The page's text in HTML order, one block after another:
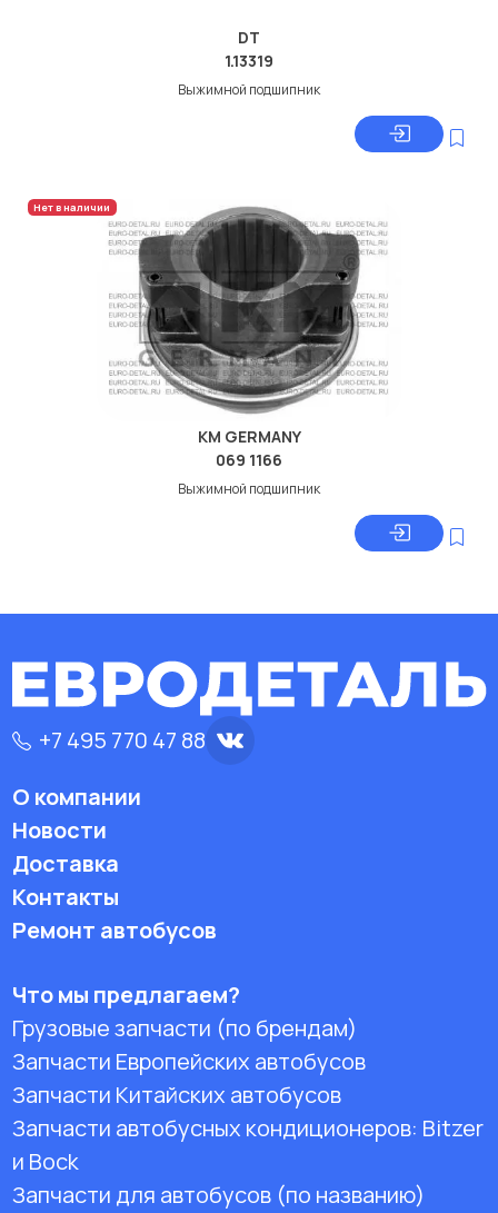
DT
1.13319
Выжимной подшипник
Нет в наличии
KM GERMANY
069 1166
Выжимной подшипник
+7 495 770 47 88
О компании
Новости
Доставка
Контакты
Ремонт автобусов
Что мы предлагаем?
Грузовые запчасти (по брендам)
Запчасти Европейских автобусов
Запчасти Китайских автобусов
Запчасти автобусных кондиционеров: Bitzer
и Bock
Запчасти для автобусов (по названию)